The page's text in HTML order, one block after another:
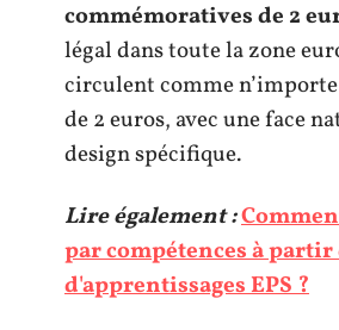
commémoratives de 2
légal dans toute la zone
circulent comme
de 2 euros, avec une face
design spécifique.
Lire également :
par compétences à partir
d'apprentissages EPS ?